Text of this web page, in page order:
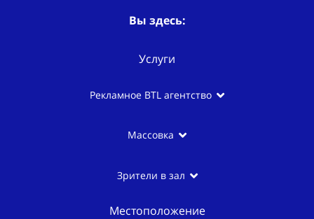
Вы здесь:
Услуги
Рекламное BTL агентство
Массовка
Зрители в зал
Местоположение